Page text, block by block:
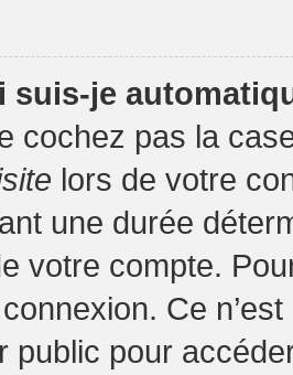
suis-je
cochez pas la
lors de votre
une durée
votre compte.
Ce
public pour